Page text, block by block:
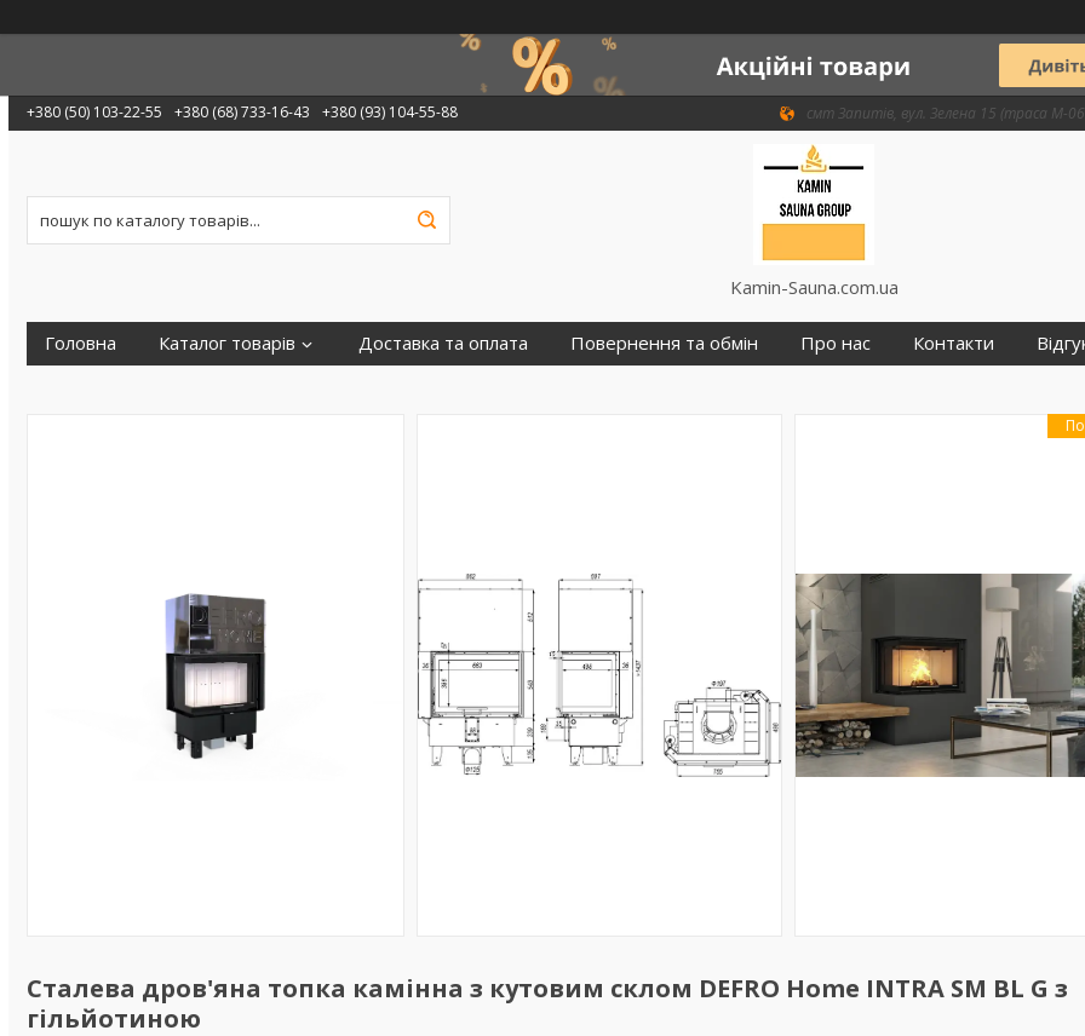
+380 (50) 103-22-55 +380 (68) 733-16-43 +380 (93) 104-55-88 смт Запитів, вул. Зелена 15 (траса М-06
Kamin-Sauna.com.ua
Головна Каталог товарів Доставка та оплата Повернення та обмін Про нас Контакти
Сталева дров'яна топка камінна з кутовим склом DEFRO Home INTRA SM BL G з
гільйотиною